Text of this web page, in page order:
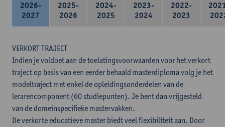
2026-
2027
2025-
2026
2024-
2025
2023-
2024
2022-
2023
VERKORT TRAJECT
Indien je voldoet aan de toelatingsvoorwaarden voor het verkort
traject op basis van een eerder behaald masterdiploma volg je het
modeltraject met enkel de opleidingsonderdelen van de
lerarencomponent (60 studiepunten). Je bent dan vrijgesteld
van de domeinspecifieke mastervakken.
De verkorte educatieve master biedt veel flexibiliteit aan. Door